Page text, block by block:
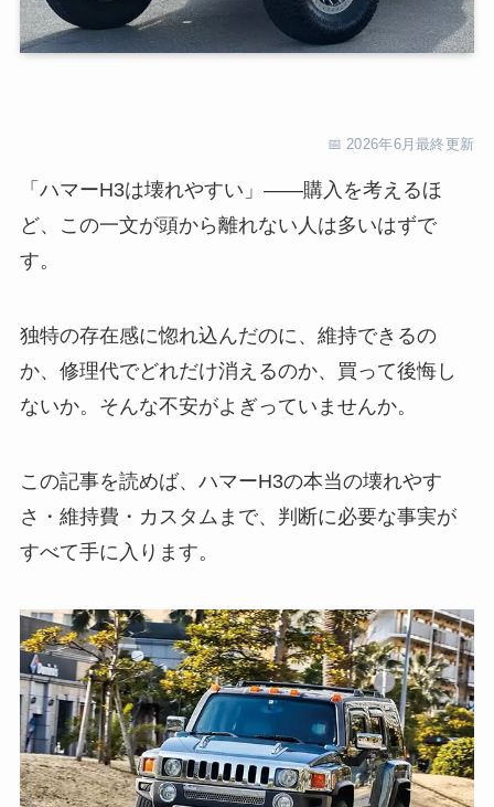
📅 2026年6月最終更新
「ハマーH3は壊れやすい」——購入を考えるほ
ど、この一文が頭から離れない人は多いはずで
す。
独特の存在感に惚れ込んだのに、維持できるの
か、修理代でどれだけ消えるのか、買って後悔し
ないか。そんな不安がよぎっていませんか。
この記事を読めば、ハマーH3の本当の壊れやす
さ・維持費・カスタムまで、判断に必要な事実が
すべて手に入ります。